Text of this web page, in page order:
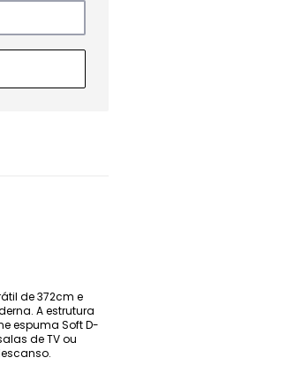
de 372cm e
A estrutura
espuma Soft D-
de TV ou